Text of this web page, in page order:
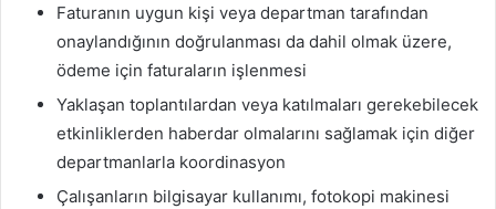
Faturanın uygun kişi veya departman tarafından
onaylandığının doğrulanması da dahil olmak üzere,
ödeme için faturaların işlenmesi
Yaklaşan toplantılardan veya katılmaları gerekebilecek
etkinliklerden haberdar olmalarını sağlamak için diğer
departmanlarla koordinasyon
Çalışanların bilgisayar kullanımı, fotokopi makinesi